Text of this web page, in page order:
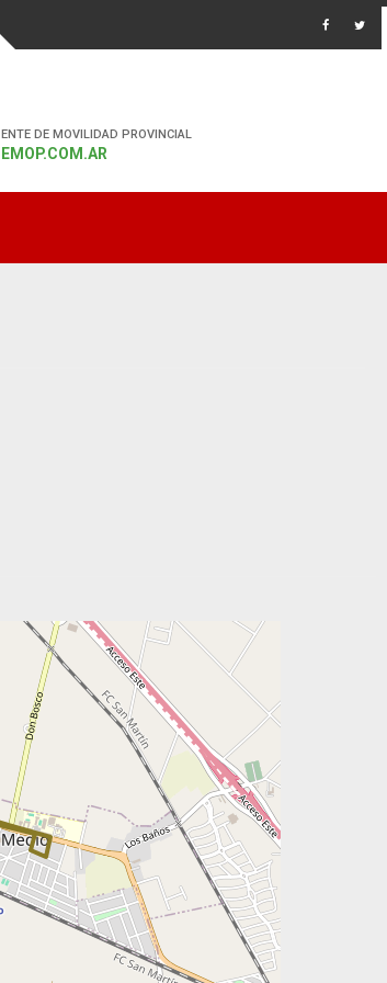
ENTE DE MOVILIDAD PROVINCIAL
EMOP.COM.AR